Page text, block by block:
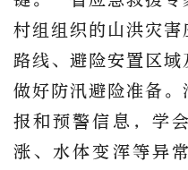
村组组织的山洪灾
路线、避险安置区
做好防汛避险准备
报和预警信息，学
涨、水体变浑等异